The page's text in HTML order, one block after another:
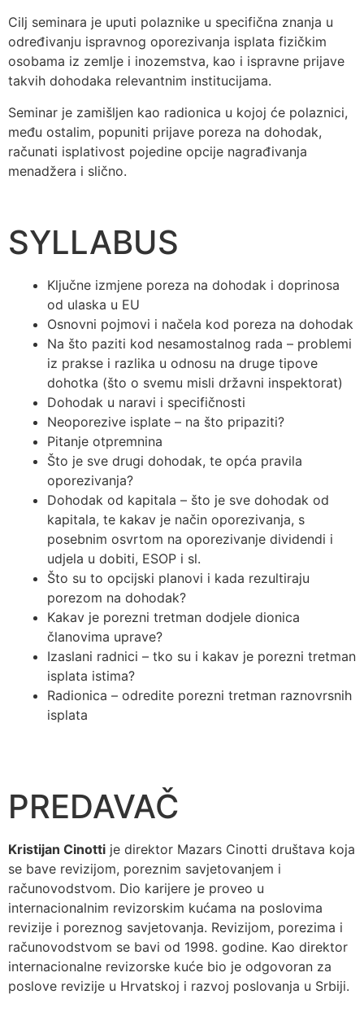
Cilj seminara je uputi polaznike u specifična znanja u
određivanju ispravnog oporezivanja isplata fizičkim
osobama iz zemlje i inozemstva, kao i ispravne prijave
takvih dohodaka relevantnim institucijama.
Seminar je zamišljen kao radionica u kojoj će polaznici,
među ostalim, popuniti prijave poreza na dohodak,
računati isplativost pojedine opcije nagrađivanja
menadžera i slično.
SYLLABUS
Ključne izmjene poreza na dohodak i doprinosa
od ulaska u EU
Osnovni pojmovi i načela kod poreza na dohodak
Na što paziti kod nesamostalnog rada – problemi
iz prakse i razlika u odnosu na druge tipove
dohotka (što o svemu misli državni inspektorat)
Dohodak u naravi i specifičnosti
Neoporezive isplate – na što pripaziti?
Pitanje otpremnina
Što je sve drugi dohodak, te opća pravila
oporezivanja?
Dohodak od kapitala – što je sve dohodak od
kapitala, te kakav je način oporezivanja, s
posebnim osvrtom na oporezivanje dividendi i
udjela u dobiti, ESOP i sl.
Što su to opcijski planovi i kada rezultiraju
porezom na dohodak?
Kakav je porezni tretman dodjele dionica
članovima uprave?
Izaslani radnici – tko su i kakav je porezni tretman
isplata istima?
Radionica – odredite porezni tretman raznovrsnih
isplata
PREDAVAČ
Kristijan Cinotti je direktor Mazars Cinotti društava koja
se bave revizijom, poreznim savjetovanjem i
računovodstvom. Dio karijere je proveo u
internacionalnim revizorskim kućama na poslovima
revizije i poreznog savjetovanja. Revizijom, porezima i
računovodstvom se bavi od 1998. godine. Kao direktor
internacionalne revizorske kuće bio je odgovoran za
poslove revizije u Hrvatskoj i razvoj poslovanja u Srbiji.